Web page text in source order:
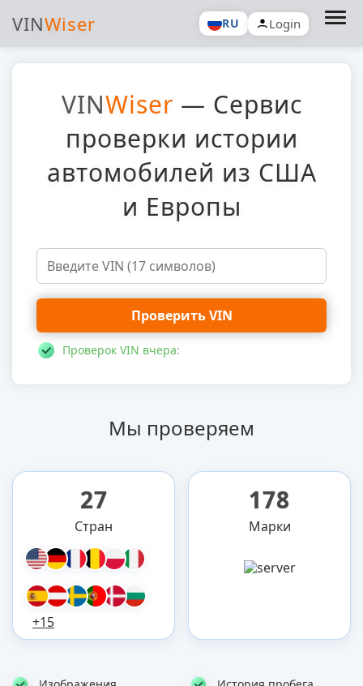
VINWiser RU Login
VINWiser — Сервис
проверки истории
автомобилей из США
и Европы
Проверить VIN
Проверок VIN вчера:
Мы проверяем
27
Стран
+15
178
Марки